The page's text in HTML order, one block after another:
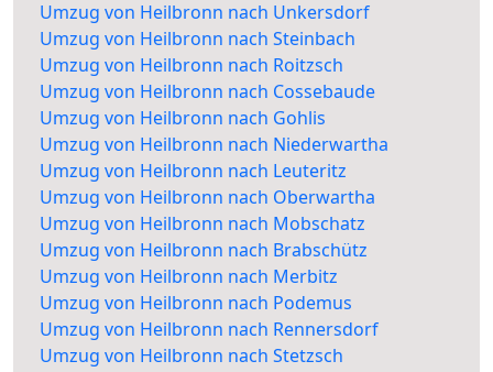
Umzug von Heilbronn nach Unkersdorf
Umzug von Heilbronn nach Steinbach
Umzug von Heilbronn nach Roitzsch
Umzug von Heilbronn nach Cossebaude
Umzug von Heilbronn nach Gohlis
Umzug von Heilbronn nach Niederwartha
Umzug von Heilbronn nach Leuteritz
Umzug von Heilbronn nach Oberwartha
Umzug von Heilbronn nach Mobschatz
Umzug von Heilbronn nach Brabschütz
Umzug von Heilbronn nach Merbitz
Umzug von Heilbronn nach Podemus
Umzug von Heilbronn nach Rennersdorf
Umzug von Heilbronn nach Stetzsch